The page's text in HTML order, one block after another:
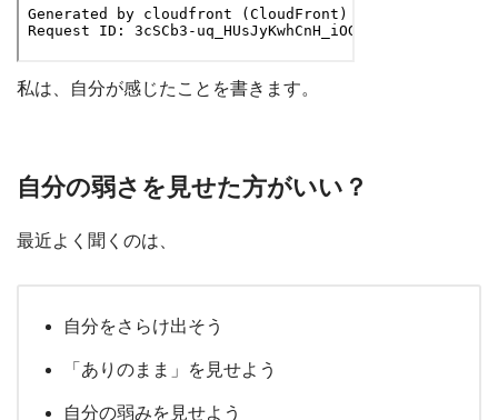
私は、自分が感じたことを書きます。
自分の弱さを見せた方がいい？
最近よく聞くのは、
自分をさらけ出そう
「ありのまま」を見せよう
自分の弱みを見せよう